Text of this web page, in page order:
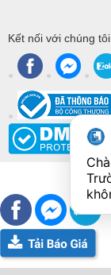
Kết nối với chúng tôi